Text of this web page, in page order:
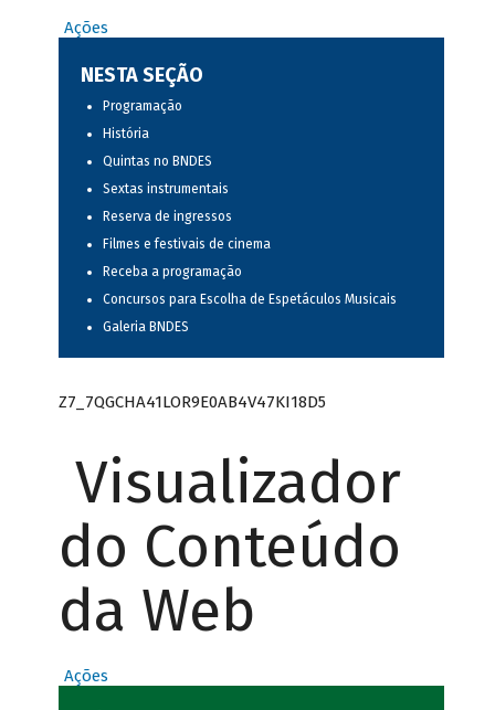
Ações
NESTA SEÇÃO
Programação
História
Quintas no BNDES
Sextas instrumentais
Reserva de ingressos
Filmes e festivais de cinema
Receba a programação
Concursos para Escolha de Espetáculos Musicais
Galeria BNDES
Z7_7QGCHA41LOR9E0AB4V47KI18D5
Visualizador
do Conteúdo
da Web
Ações